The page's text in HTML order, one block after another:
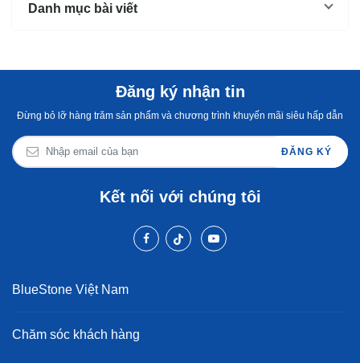
Danh mục bài viết
Đăng ký nhận tin
Đừng bỏ lỡ hàng trăm sản phẩm và chương trình khuyến mãi siêu hấp dẫn
ĐĂNG KÝ
Kết nối với chúng tôi
BlueStone Việt Nam
Chăm sóc khách hàng